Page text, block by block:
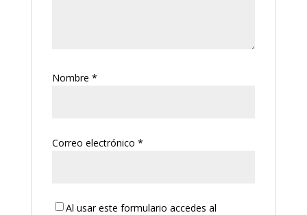
Nombre *
Correo electrónico *
Al usar este formulario accedes al